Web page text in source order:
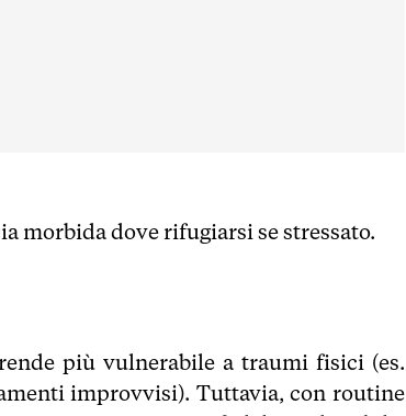
morbida dove rifugiarsi se stressato.
più vulnerabile a traumi fisici (es.
improvvisi). Tuttavia, con routine